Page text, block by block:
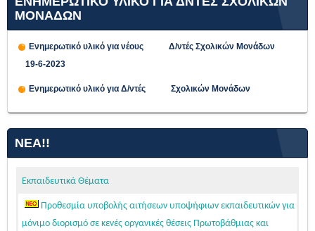
ΜΟΝΑΔΩΝ
Ενημερωτικό υλικό για νέους Δ/ντές Σχολικών Μονάδων
19-6-2023
Ενημερωτικό υλικό για Δ/ντές Σχολικών Μονάδων
ΝΈΑ!!
Εκπαιδευτικά Θέματα
Προθεσμία υποβολής αιτήσεων υποψήφιων εκπαιδευτικών για
μόνιμο διορισμό σε κενές οργανικές θέσεις Πρωτοβάθμιας και